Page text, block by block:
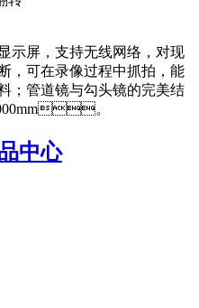
，支持无线网络，对现
，可在录像过程中抓拍，能
；管道镜与勾头镜的完美结
1000mm。
中心